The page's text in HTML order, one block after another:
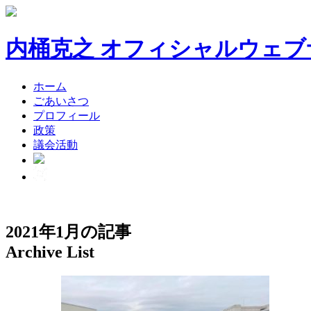
内桶克之 オフィシャルウェ
ホーム
ごあいさつ
プロフィール
政策
議会活動
2021年1月の記事
Archive List